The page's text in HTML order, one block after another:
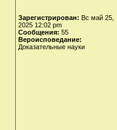
Зарегистрирован: Вс май 25,
2025 12:02 pm
Сообщения: 55
Вероисповедание:
Доказательные науки